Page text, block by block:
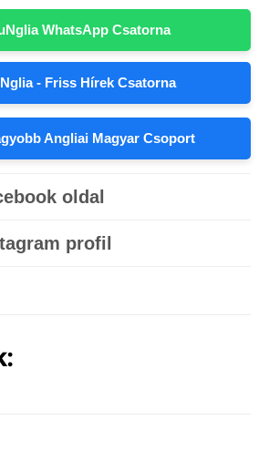
WhatsApp Csatorna
- Friss Hírek Csatorna
Angliai Magyar Csoport
oldal
profil